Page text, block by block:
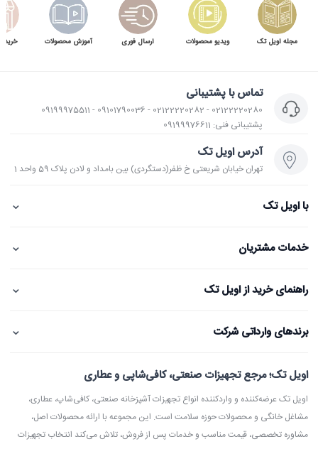
مجله اویل تک ویدیو محصولات ارسال فوری آموزش محصولات خرید
تماس با پشتیبانی
02122220280 - 02122220282 - 09101790036 - 09199975511
پشتیبانی فنی: 09199976611
آدرس اویل تک
تهران خیابان شریعتی خ ظفر(دستگردی) بین بامداد و لادن پلاک 59 واحد 1
با اویل تک ⌄
خدمات مشتریان ⌄
راهنمای خرید از اویل تک ⌄
برندهای وارداتی شرکت ⌄
اویل تک؛ مرجع تجهیزات صنعتی، کافی‌شاپی و عطاری
اویل تک عرضه‌کننده و واردکننده انواع تجهیزات آشپزخانه صنعتی، کافی‌شاپ، عطاری،
مشاغل خانگی و محصولات حوزه سلامت است. این مجموعه با ارائه محصولات اصل،
مشاوره تخصصی، قیمت مناسب و خدمات پس از فروش، تلاش می‌کند انتخاب تجهیزات